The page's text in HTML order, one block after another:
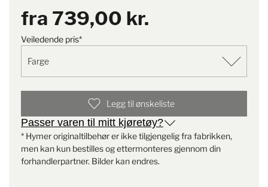
Merknad
4 sensorer (dvs. 2 pakker) er
fra 739,00 kr.
Veiledende pris*
Legg til ønskeliste
Passer varen til mitt kjøretøy?
* Hymer originaltilbehør er ikke tilgjengelig fra fabrikken,
men kan kun bestilles og ettermonteres gjennom din
forhandlerpartner. Bilder kan endres.